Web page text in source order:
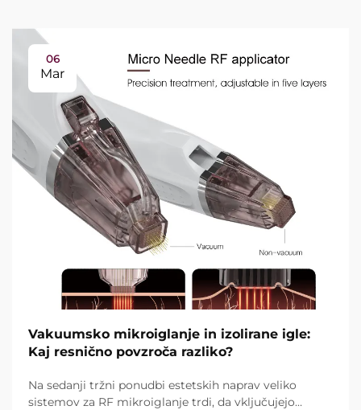
06
Mar
Vakuumsko mikroiglanje in izolirane igle:
Kaj resnično povzroča razliko?
Na sedanji tržni ponudbi estetskih naprav veliko
sistemov za RF mikroiglanje trdi, da vključujejo